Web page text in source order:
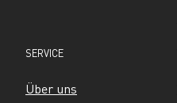
SERVICE
Über uns